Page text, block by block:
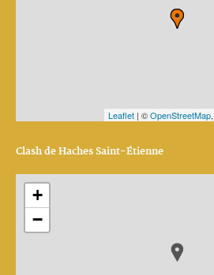
Leaflet | ©OpenStreetMap,
Clash de Haches Saint-Étienne
+
−